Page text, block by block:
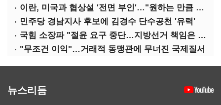
이란, 미국과 협상설 '전면 부인'…"원하는 만큼 전쟁 가능"
민주당 경남지사 후보에 김경수 단수공천 '유력'
국힘 소장파 "절윤 요구 중단…지방선거 책임은 장동혁 몫"
"무조건 이익"…거래적 동맹관에 무너진 국제질서
뉴스리듬